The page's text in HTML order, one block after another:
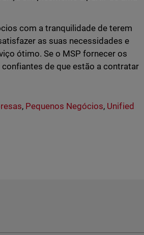
com a tranquilidade de terem
as suas necessidades e
ótimo. Se o MSP fornecer os
de que estão a contratar
, Pequenos Negócios, Unified